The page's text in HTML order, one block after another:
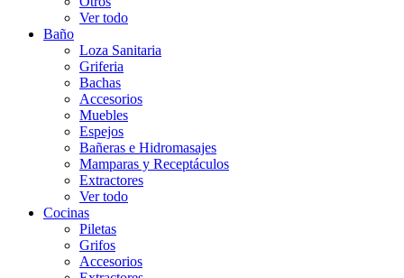
Ver todo
Baño
Loza Sanitaria
Griferia
Bachas
Accesorios
Muebles
Espejos
Bañeras e Hidromasajes
Mamparas y Receptáculos
Extractores
Ver todo
Cocinas
Piletas
Grifos
Accesorios